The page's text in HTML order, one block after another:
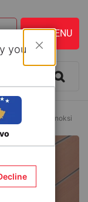
mbajtës Inoksi
you